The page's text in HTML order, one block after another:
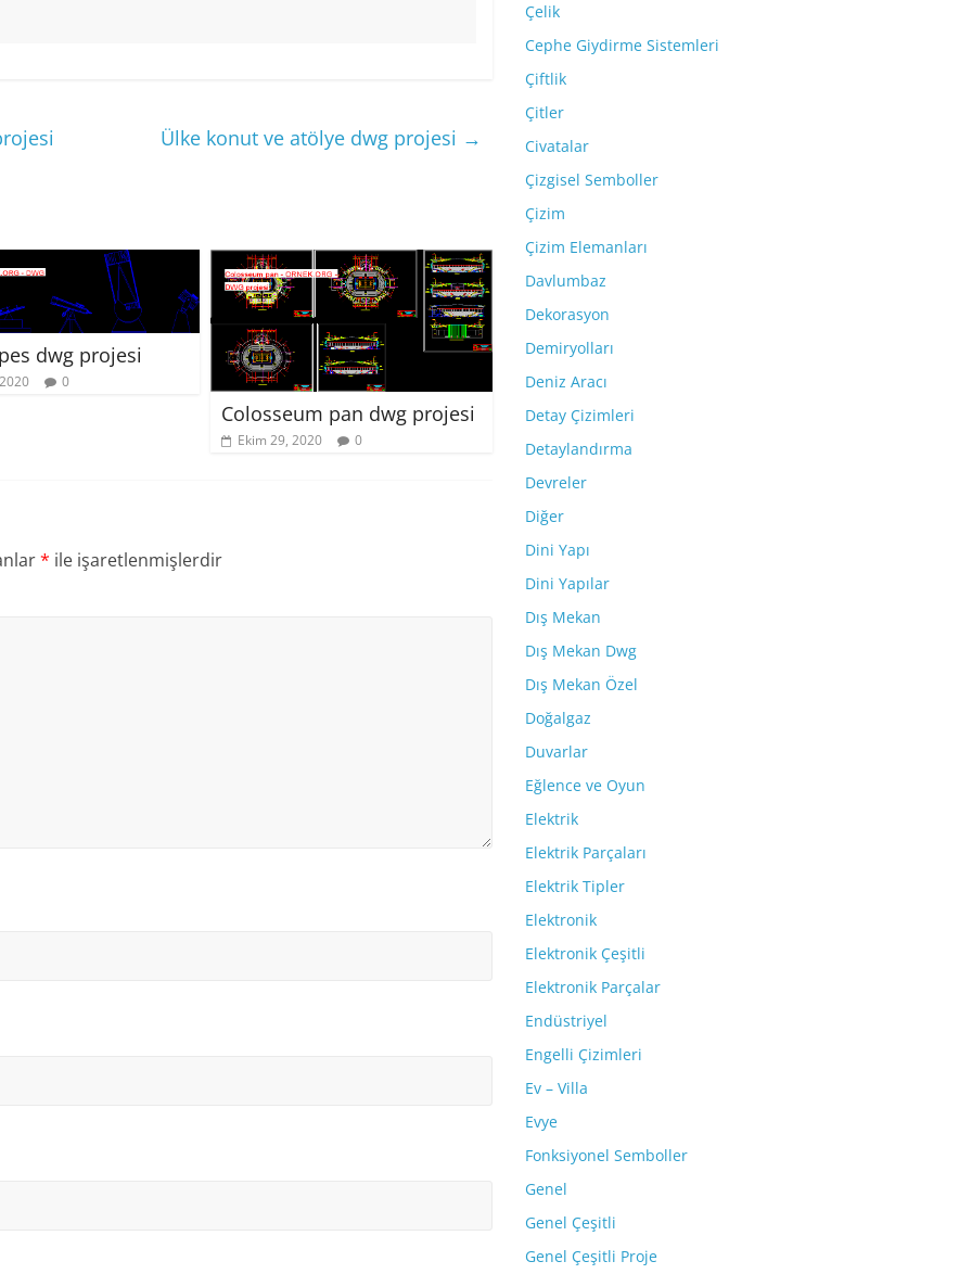
Ülke konut ve atölye dwg projesi →
dwg projesi
0
Colosseum pan dwg projesi
Ekim 29, 2020 0
* ile işaretlenmişlerdir
Çelik
Cephe Giydirme Sistemleri
Çiftlik
Çitler
Civatalar
Çizgisel Semboller
Çizim
Çizim Elemanları
Davlumbaz
Dekorasyon
Demiryolları
Deniz Aracı
Detay Çizimleri
Detaylandırma
Devreler
Diğer
Dini Yapı
Dini Yapılar
Dış Mekan
Dış Mekan Dwg
Dış Mekan Özel
Doğalgaz
Duvarlar
Eğlence ve Oyun
Elektrik
Elektrik Parçaları
Elektrik Tipler
Elektronik
Elektronik Çeşitli
Elektronik Parçalar
Endüstriyel
Engelli Çizimleri
Ev – Villa
Evye
Fonksiyonel Semboller
Genel
Genel Çeşitli
Genel Çeşitli Proje